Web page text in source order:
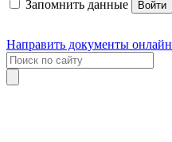
Запомнить данные Войти
Направить документы онлайн